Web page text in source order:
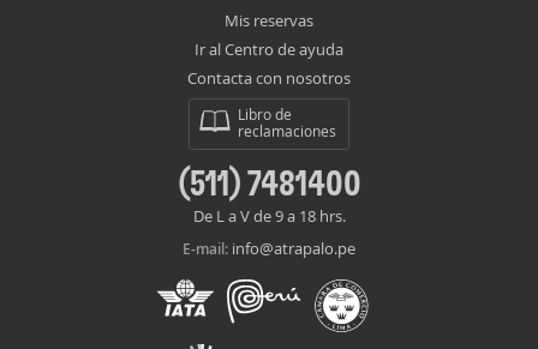
Mis reservas
Ir al Centro de ayuda
Contacta con nosotros
Libro de
reclamaciones
(511) 7481400
De L a V de 9 a 18 hrs.
E-mail: info@atrapalo.pe